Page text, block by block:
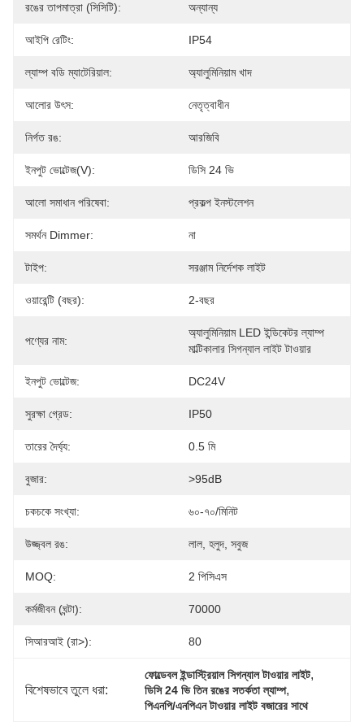
রঙের তাপমাত্রা (সিসিটি): অন্যান্য
আইপি রেটিং: IP54
ল্যাম্প বডি ম্যাটেরিয়াল: অ্যালুমিনিয়াম খাদ
আলোর উৎস: নেতৃত্বাধীন
নির্গত রঙ: আরজিবি
ইনপুট ভোল্টেজ(V): ডিসি 24 ভি
আলো সমাধান পরিষেবা: প্রকল্প ইনস্টলেশন
সমর্থন Dimmer: না
টাইপ: সরঞ্জাম নির্দেশক লাইট
ওয়ারেন্টি (বছর): 2-বছর
পণ্যের নাম:
অ্যালুমিনিয়াম LED ইন্ডিকেটর ল্যাম্প
মাল্টিকালার সিগন্যাল লাইট টাওয়ার
ইনপুট ভোল্টেজ: DC24V
সুরক্ষা গ্রেড: IP50
তারের দৈর্ঘ্য: 0.5 মি
বুজার: >95dB
চকচকে সংখ্যা: ৬০-৭০/মিনিট
উজ্জ্বল রঙ: লাল, হলুদ, সবুজ
MOQ: 2 পিসিএস
কর্মজীবন (ঘন্টা): 70000
সিআরআই (রা>): 80
বিশেষভাবে তুলে ধরা:
ফোল্ডেবল ইন্ডাস্ট্রিয়াল সিগন্যাল টাওয়ার লাইট,
ডিসি 24 ভি তিন রঙের সতর্কতা ল্যাম্প,
পিএনপি/এনপিএন টাওয়ার লাইট বজারের সাথে